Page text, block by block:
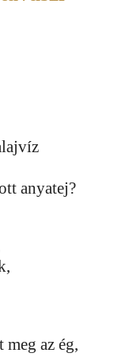
anyatej?
meg az ég,